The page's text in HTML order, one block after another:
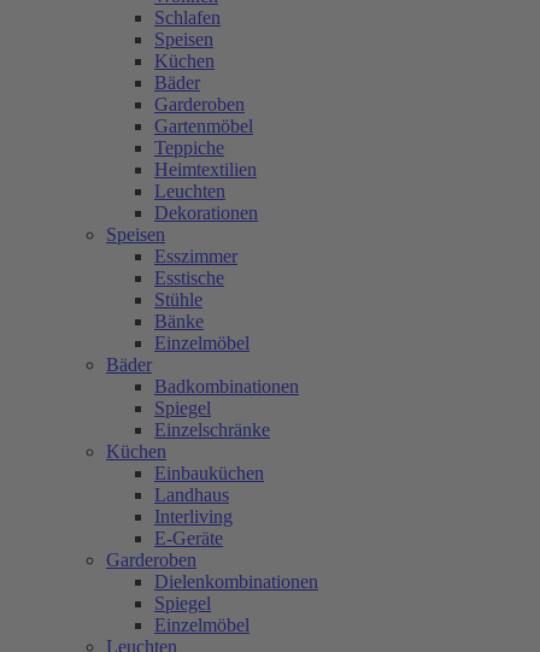
Schlafen
Speisen
Küchen
Bäder
Garderoben
Gartenmöbel
Teppiche
Heimtextilien
Leuchten
Dekorationen
Speisen
Esszimmer
Esstische
Stühle
Bänke
Einzelmöbel
Bäder
Badkombinationen
Spiegel
Einzelschränke
Küchen
Einbauküchen
Landhaus
Interliving
E-Geräte
Garderoben
Dielenkombinationen
Spiegel
Einzelmöbel
Leuchten